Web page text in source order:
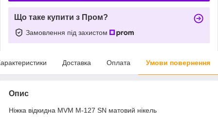
Що таке купити з Пром?
Замовлення під захистом
Доставка Оплата Умови повернення
Опис
Ніжка відкидна MVM M-127 SN матовий нікель